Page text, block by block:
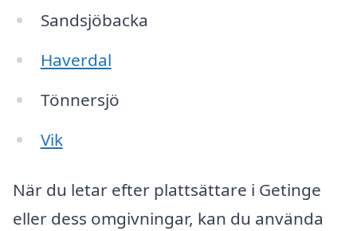
Sandsjöbacka
Haverdal
Tönnersjö
Vik
När du letar efter plattsättare i Getinge
eller dess omgivningar, kan du använda